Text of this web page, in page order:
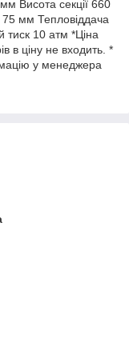
Висота секції 660
мм Тепловіддача
тиск 10 атм *Ціна
в ціну не входить. *
у менеджера